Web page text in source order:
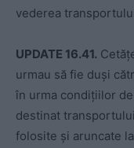
vederea
UPDATE 16.41.
urmau să fie duși
în urma condițiilor
destinat
folosite și aruncate